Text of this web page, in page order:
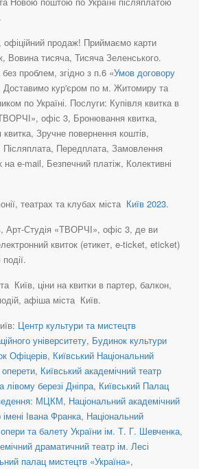
офіційний продаж! Приймаємо карти
Вовина тисяча, Тисяча Зеленського.
проблем, згідно з п.6 «Умов договору
Доставимо кур'єром по м. Житомиру та
по Україні. Послуги: Купівля квитка в
офіс 3, Бронювання квитка,
Зручне повернення коштів,
Післяплата, Передплата, Замовлення
e-mail, Безпечний платіж, Колективні
театрах та клубах міста Київ 2023.
Арт-Студія «ТВОРЧІ», офіс 3, де ви
квиток (етикет, e-ticket, eticket)
Київ, ціни на квитки в партер, балкон,
афіша міста Київ.
Центр культури та мистецтв
університету, Будинок культури
Офіцерів, Київський Національний
, Київський академічний театр
лівому березі Дніпра, Київський Палац
МЦКМ, Національний академічний
Івана Франка, Національний
та балету України ім. Т. Г. Шевченка,
драматичний театр ім. Лесі
палац мистецтв «Україна»,